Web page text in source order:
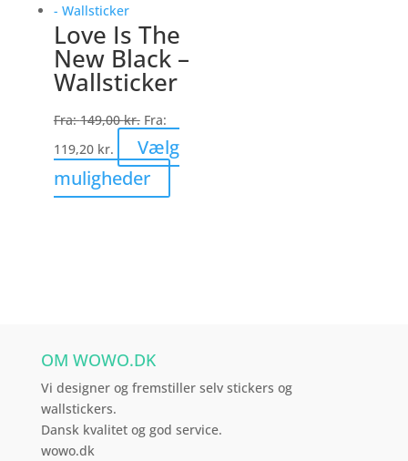
Mulighederne
kan
vælges
varesiden
Love Is The
New Black –
Wallsticker
Fra:149,00kr. Fra:
119,20 kr.
Vælg
muligheder
vare
varesiden
OM WOWO.DK
Vi designer og fremstiller selv stickers og
wallstickers.
Dansk kvalitet og god service.
wowo.dk